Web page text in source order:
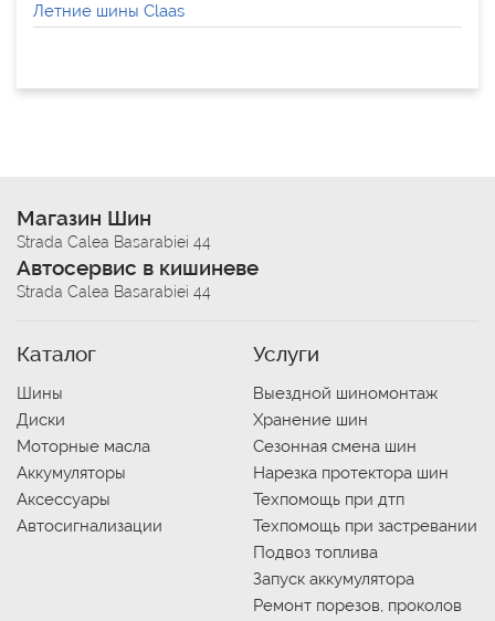
Летние шины Claas
Магазин Шин
Strada Calea Basarabiei 44
Автосервис в кишиневе
Strada Calea Basarabiei 44
Каталог
Шины
Диски
Моторные масла
Аккумуляторы
Аксессуары
Автосигнализации
Услуги
Выездной шиномонтаж
Хранение шин
Сезонная смена шин
Нарезка протектора шин
Техпомощь при дтп
Техпомощь при застревании
Подвоз топлива
Запуск аккумулятора
Ремонт порезов, проколов